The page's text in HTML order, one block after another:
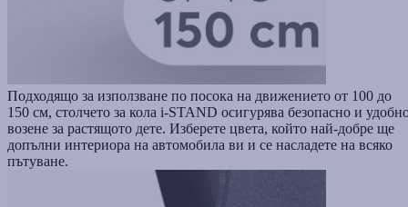
Подходящо за използване по посока на движението от 100 до
150 см, столчето за кола i-STAND осигурява безопасно и
возене за растящото дете. Изберете цвета, който най-добре ще
допълни интериора на автомобила ви и се насладете на всяко
пътуване.